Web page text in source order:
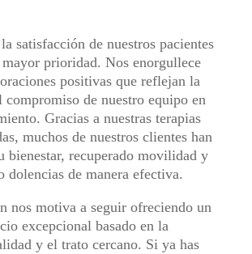
satisfacción de nuestros pacientes
mayor prioridad. Nos enorgullece
positivas que reflejan la
compromiso de nuestro equipo en
Gracias a nuestras terapias
muchos de nuestros clientes han
bienestar, recuperado movilidad y
dolencias de manera efectiva.
nos motiva a seguir ofreciendo un
excepcional basado en la
y el trato cercano. Si ya has